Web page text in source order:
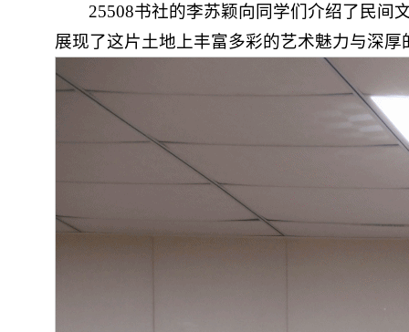
25508书社的李苏颖向同学们介绍了民间
展现了这片土地上丰富多彩的艺术魅力与深厚